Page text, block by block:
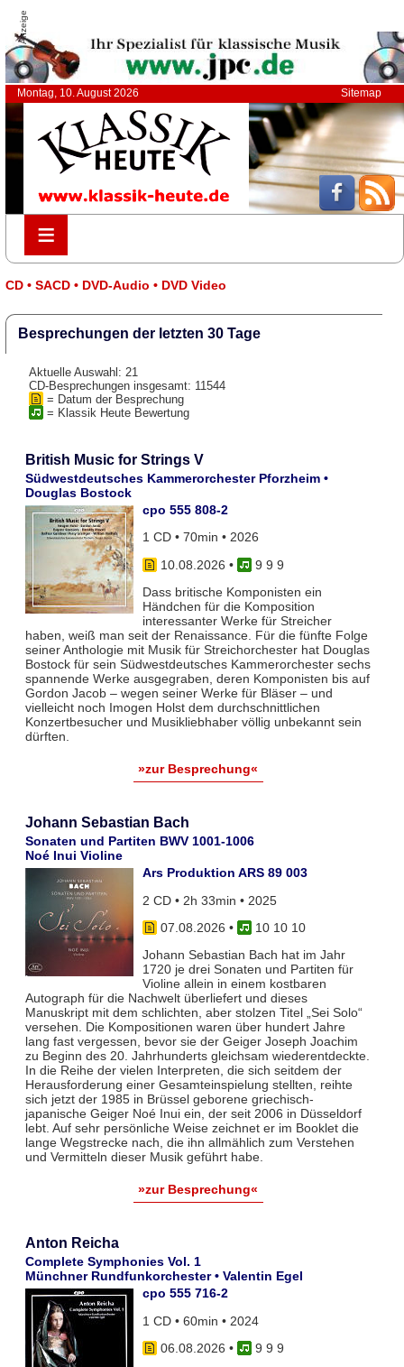
Anzeige
Montag, 10. August 2026 Sitemap
≡
≡
CD • SACD • DVD-Audio • DVD Video
Besprechungen der letzten 30 Tage
Aktuelle Auswahl: 21
CD-Besprechungen insgesamt: 11544
= Datum der Besprechung
= Klassik Heute Bewertung
British Music for Strings V
Südwestdeutsches Kammerorchester Pforzheim •
Douglas Bostock
cpo 555 808-2
1 CD • 70min • 2026
10.08.2026 •
9 9 9
Dass britische Komponisten ein
Händchen für die Komposition
interessanter Werke für Streicher
haben, weiß man seit der Renaissance. Für die fünfte Folge
seiner Anthologie mit Musik für Streichorchester hat Douglas
Bostock für sein Südwestdeutsches Kammerorchester sechs
spannende Werke ausgegraben, deren Komponisten bis auf
Gordon Jacob – wegen seiner Werke für Bläser – und
vielleicht noch Imogen Holst dem durchschnittlichen
Konzertbesucher und Musikliebhaber völlig unbekannt sein
dürften.
»zur Besprechung«
Johann Sebastian Bach
Sonaten und Partiten BWV 1001-1006
Noé Inui Violine
Ars Produktion ARS 89 003
2 CD • 2h 33min • 2025
07.08.2026 •
10 10 10
Johann Sebastian Bach hat im Jahr
1720 je drei Sonaten und Partiten für
Violine allein in einem kostbaren
Autograph für die Nachwelt überliefert und dieses
Manuskript mit dem schlichten, aber stolzen Titel „Sei Solo“
versehen. Die Kompositionen waren über hundert Jahre
lang fast vergessen, bevor sie der Geiger Joseph Joachim
zu Beginn des 20. Jahrhunderts gleichsam wiederentdeckte.
In die Reihe der vielen Interpreten, die sich seitdem der
Herausforderung einer Gesamteinspielung stellten, reihte
sich jetzt der 1985 in Brüssel geborene griechisch-
japanische Geiger Noé Inui ein, der seit 2006 in Düsseldorf
lebt. Auf sehr persönliche Weise zeichnet er im Booklet die
lange Wegstrecke nach, die ihn allmählich zum Verstehen
und Vermitteln dieser Musik geführt habe.
»zur Besprechung«
Anton Reicha
Complete Symphonies Vol. 1
Münchner Rundfunkorchester • Valentin Egel
cpo 555 716-2
1 CD • 60min • 2024
06.08.2026 •
9 9 9